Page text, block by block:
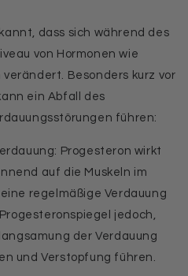
dass sich während des
von Hormonen wie
Besonders kurz vor
ein Abfall des
führen:
Progesteron wirkt
auf die Muskeln im
regelmäßige Verdauung
jedoch,
der Verdauung
und Verstopfung führen.